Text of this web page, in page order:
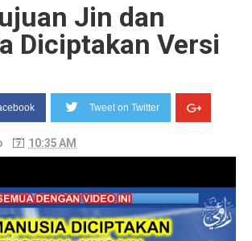
Jin dan
Diciptakan Versi
Tweet on Twitter
10:35 AM